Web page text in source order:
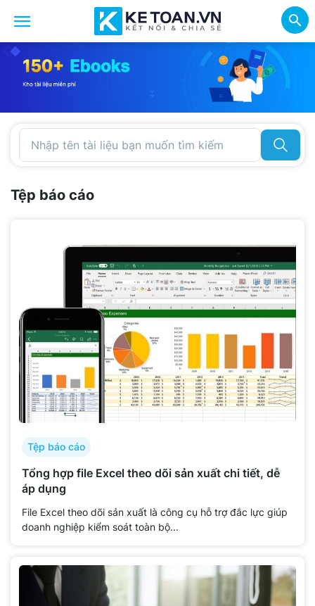
Tệp báo cáo
Tệp báo cáo
Tổng hợp file Excel theo dõi sản xuất chi tiết, dễ
áp dụng
File Excel theo dõi sản xuất là công cụ hỗ trợ đắc lực giúp
doanh nghiệp kiểm soát toàn bộ...